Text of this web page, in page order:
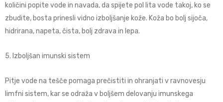
količini popite vode in navada, da spijete pol lita vode takoj, ko se
zbudite, bosta prinesli vidno izboljšanje kože. Koža bo bolj sijoča,
hidrirana, napeta, čista, bolj zdrava in lepa.
5. Izboljšan imunski sistem
Pitje vode na tešče pomaga prečistiti in ohranjati v ravnovesju
limfni sistem, kar se odraža v boljšem delovanju imunskega